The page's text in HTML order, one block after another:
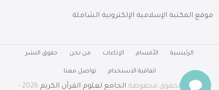
موقع المكتبة الإسلامية الإلكترونية الشاملة
الرئيسية الأقسام الإذاعات من نحن حقوق النشر
اتفاقية الاستخدام تواصل معنا
جميع الحقوق محفوظة الجامع لعلوم القرآن الكريم 2026 -